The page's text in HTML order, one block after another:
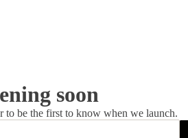
soon
to be the first to know when we launch.